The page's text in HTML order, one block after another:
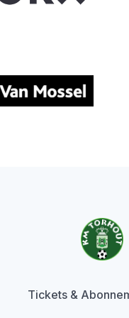
Tickets &